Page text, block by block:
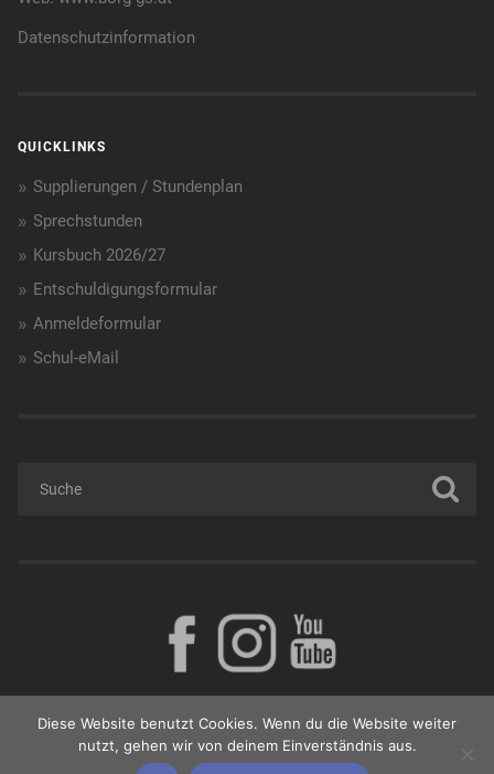
Datenschutzinformation
QUICKLINKS
Supplierungen / Stundenplan
Sprechstunden
Kursbuch 2026/27
Entschuldigungsformular
Anmeldeformular
Schul-eMail
Diese Website benutzt Cookies. Wenn du die Website weiter
nutzt, gehen wir von deinem Einverständnis aus.